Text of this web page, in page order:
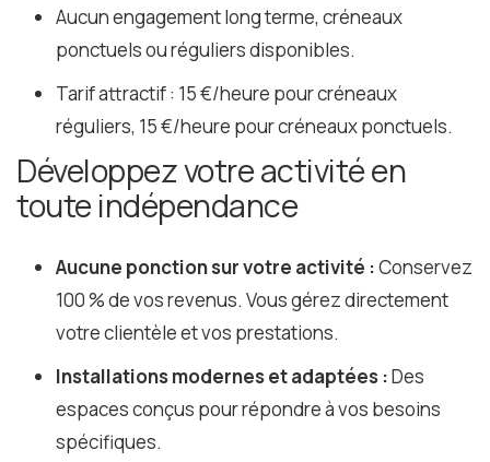
Aucun engagement long terme, créneaux
ponctuels ou réguliers disponibles.
Tarif attractif : 15 €/heure pour créneaux
réguliers, 15 €/heure pour créneaux ponctuels.
Développez votre activité en
toute indépendance
Aucune ponction sur votre activité :Conservez
100 % de vos revenus. Vous gérez directement
votre clientèle et vos prestations.
Installations modernes et adaptées :Des
espaces conçus pour répondre à vos besoins
spécifiques.